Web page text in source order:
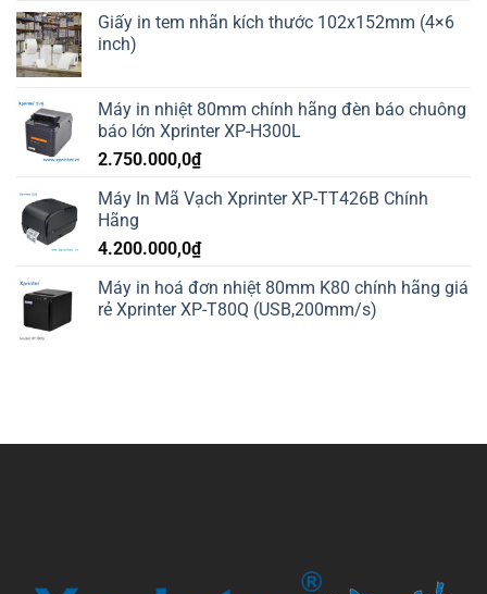
Giấy in tem nhãn kích thước 102x152mm (4×6
inch)
Máy in nhiệt 80mm chính hãng đèn báo chuông
báo lớn Xprinter XP-H300L
2.750.000,0₫
Máy In Mã Vạch Xprinter XP-TT426B Chính
Hãng
4.200.000,0₫
Máy in hoá đơn nhiệt 80mm K80 chính hãng giá
rẻ Xprinter XP-T80Q (USB,200mm/s)